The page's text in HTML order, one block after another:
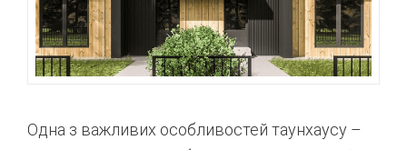
Одна з важливих особливостей таунхаусу –